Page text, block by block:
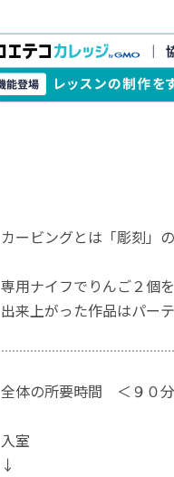
カービングとは「彫刻」
専用ナイフでりんご２個
出来上がった作品はパー
全体の所要時間 ＜９０
入室
↓